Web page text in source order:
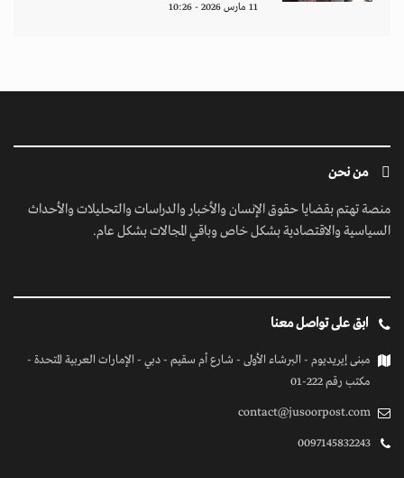
11 مارس 2026 - 10:26
من نحن
منصة تهتم بقضايا حقوق الإنسان والأخبار والدراسات والتحليلات والأحداث
السياسية والاقتصادية بشكل خاص وباقي المجالات بشكل عام.
ابق على تواصل معنا
مبنى إيريديوم - البرشاء الأولى - شارع أم سقيم - دبي - الإمارات العربية المتحدة -
مكتب رقم 222-01
contact@jusoorpost.com
0097145832243